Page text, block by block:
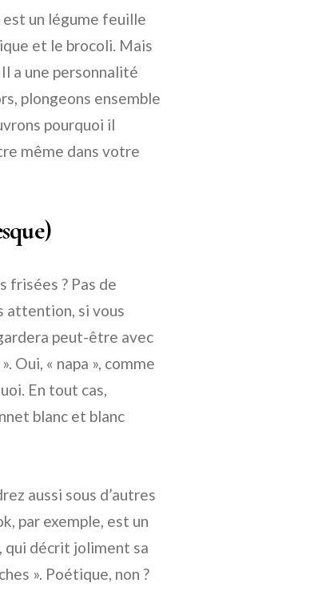
est un légume feuille
et le brocoli. Mais
a une personnalité
plongeons ensemble
pourquoi il
même dans votre
frisées ? Pas de
attention, si vous
peut-être avec
Oui, « napa », comme
En tout cas,
blanc et blanc
aussi sous d’autres
par exemple, est un
qui décrit joliment sa
». Poétique, non ?